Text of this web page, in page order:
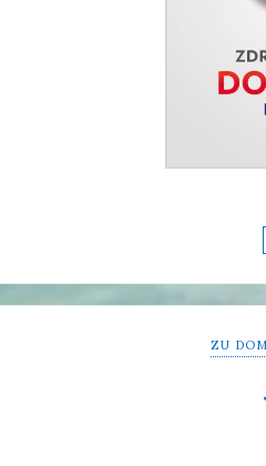
ZU